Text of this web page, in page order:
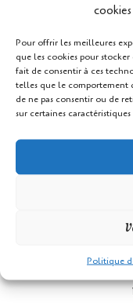
cookies
Pour offrir les meilleures
que les cookies pour
fait de consentir à ces
telles que le comportement
de ne pas consentir ou de
sur certaines
Politique
Un chien propre et
photos. Pas besoin
du temps ils finissent à
brosse rapide permet
vérifiez
soit
4.